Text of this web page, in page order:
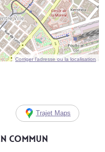
Corriger l’adresse ou la localisation
Trajet Maps
commun